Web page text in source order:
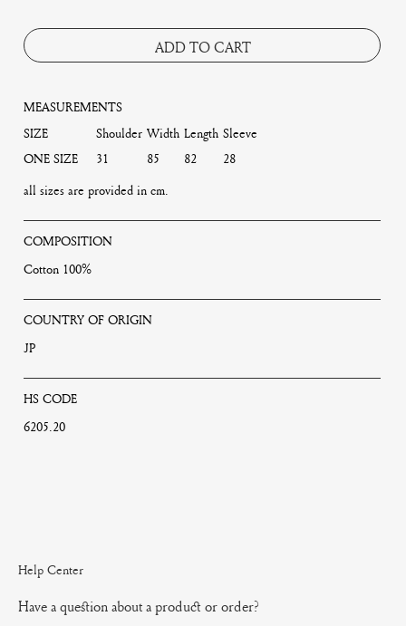
ADD TO CART
MEASUREMENTS
SIZE
Shoulder Width Length Sleeve
ONE SIZE
31 85 82
28
all sizes are provided in cm.
COMPOSITION
Cotton 100%
COUNTRY OF ORIGIN
JP
HS CODE
6205.20
Help Center
Have a question about a product or order?